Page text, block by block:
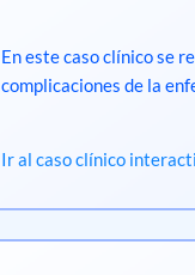
En este caso clínico se
complicaciones de la
Ir al caso clínico